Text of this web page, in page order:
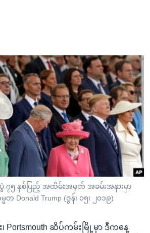
ယ်
ာ
ာ
စာ
က်အလက်များ
း
၅ နှစ်ပြည့် အထိမ်းအမှတ် အခမ်းအနားမှာ
Trump (ဇွန်၊ ၀၅၊ ၂၀၁၉)
၊ Portsmouth ဆိပ်ကမ်းမြို့မှာ ဒီကနေ့